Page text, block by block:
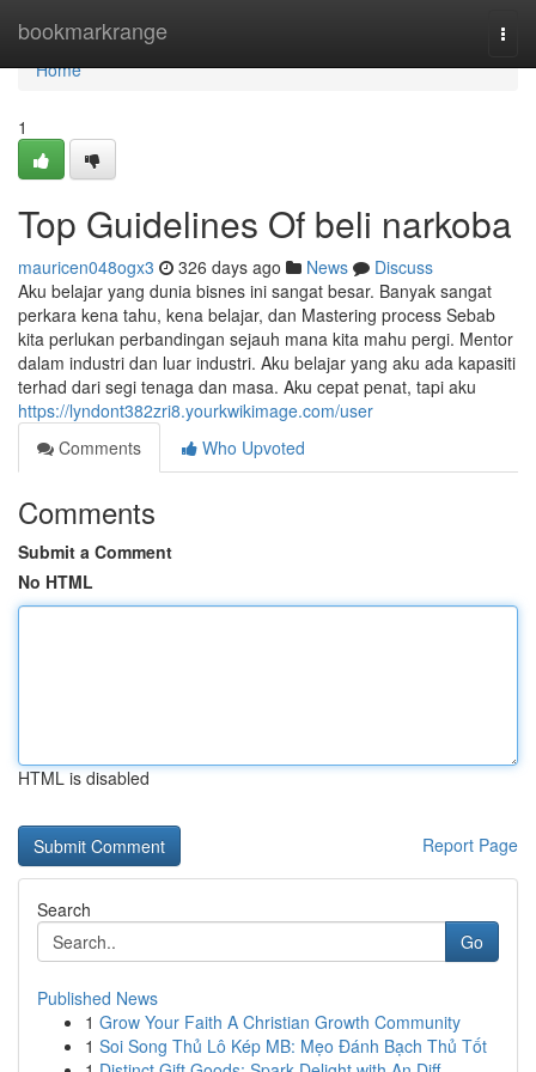
bookmarkrange
Home
Home
1
Top Guidelines Of beli narkoba
mauricen048ogx3 326 days ago News
Discuss
Aku belajar yang dunia bisnes ini sangat besar. Banyak sangat
perkara kena tahu, kena belajar, dan Mastering process Sebab
kita perlukan perbandingan sejauh mana kita mahu pergi. Mentor
dalam industri dan luar industri. Aku belajar yang aku ada kapasiti
terhad dari segi tenaga dan masa. Aku cepat penat, tapi aku
https://lyndont382zri8.yourkwikimage.com/user
Comments
Who Upvoted
Comments
Submit a Comment
No HTML
HTML is disabled
Report Page
Search
Go
Published News
1 Grow Your Faith A Christian Growth Community
1 Soi Song Thủ Lô Kép MB: Mẹo Đánh Bạch Thủ Tốt